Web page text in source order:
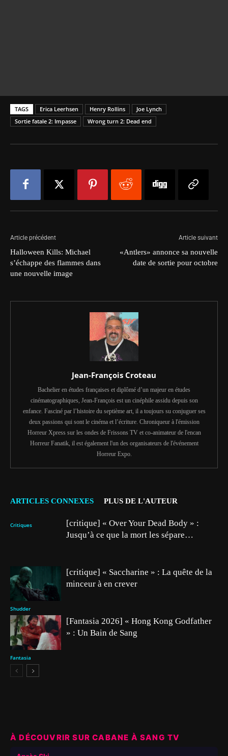
TAGS Erica Leerhsen Henry Rollins
Joe Lynch
Sortie fatale 2: Impasse
Wrong turn 2: Dead end
Article précédent
Halloween Kills: Michael
s’échappe des flammes dans
une nouvelle image
Article suivant
«Antlers» annonce sa nouvelle
date de sortie pour octobre
Jean-François Croteau
Bachelier en études françaises et diplômé d’un majeur en études
cinématographiques, Jean-François est un cinéphile assidu depuis son
enfance. Fasciné par l’histoire du septième art, il a toujours su conjuguer ses
deux passions qui sont le cinéma et l’écriture. Chroniqueur à l'émission
Horreur Xpress sur les ondes de Frissons TV et co-animateur de l'encan
Horreur Fanatik, il est également l'un des organisateurs de l'événement
Horreur Expo.
ARTICLES CONNEXES PLUS DE L'AUTEUR
Critiques
[critique] « Over Your Dead Body » :
Jusqu’à ce que la mort les sépare…
Shudder
[critique] « Saccharine » : La quête de la
minceur à en crever
Fantasia
[Fantasia 2026] « Hong Kong Godfather
» : Un Bain de Sang
À DÉCOUVRIR SUR CABANE À SANG TV